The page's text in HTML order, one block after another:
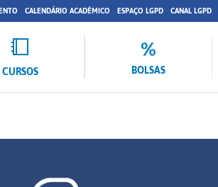
CALENDÁRIO ACADÊMICO ESPAÇO LGPD CANAL LGPD
CURSOS BOLSAS